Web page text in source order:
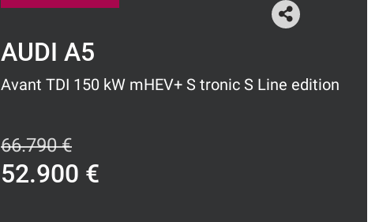
AUDI A5
Avant TDI 150 kW mHEV+ S tronic S Line edition
66.790 €
52.900 €